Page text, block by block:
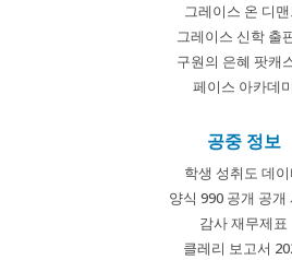
그레이스 온 디
그레이스 신학 출
구원의 은혜 팟캐
페이스 아카데미
공중 정보
학생 성취도 데이
양식 990 공개 공개
감사 재무제표
클레리 보고서